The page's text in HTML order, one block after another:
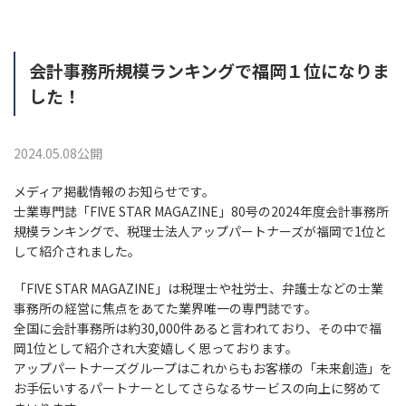
会計事務所規模ランキングで福岡１位になりま
した！
2024.05.08公開
メディア掲載情報のお知らせです。
士業専門誌「FIVE STAR MAGAZINE」80号の2024年度会計事務所
規模ランキングで、税理士法人アップパートナーズが福岡で1位と
して紹介されました。
「FIVE STAR MAGAZINE」は税理士や社労士、弁護士などの士業
事務所の経営に焦点をあてた業界唯一の専門誌です。
全国に会計事務所は約30,000件あると言われており、その中で福
岡1位として紹介され大変嬉しく思っております。
アップパートナーズグループはこれからもお客様の「未来創造」を
お手伝いするパートナーとしてさらなるサービスの向上に努めて